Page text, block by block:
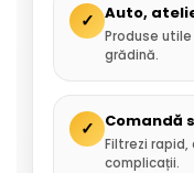
✓ Auto,
Produse
grădină.
✓ Comandă
Filtrezi rapid,
complicații.